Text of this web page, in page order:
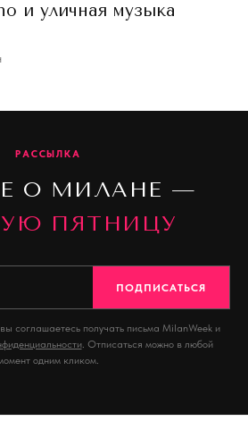
и уличная музыка
РАССЫЛКА
О МИЛАНЕ —
ПЯТНИЦУ
ПОДПИСАТЬСЯ
соглашаетесь получать письма MilanWeek и
. Отписаться можно в любой
одним кликом.